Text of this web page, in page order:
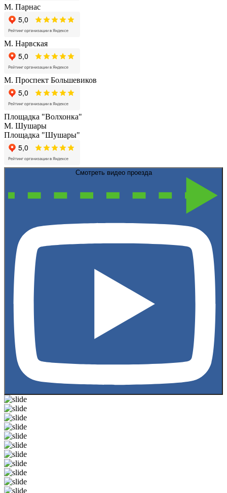
М. Парнас
М. Нарвская
М. Проспект Большевиков
Площадка "Волхонка"
М. Шушары
Площадка "Шушары"
Смотреть видео проезда